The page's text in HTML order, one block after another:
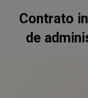
Contrato
de